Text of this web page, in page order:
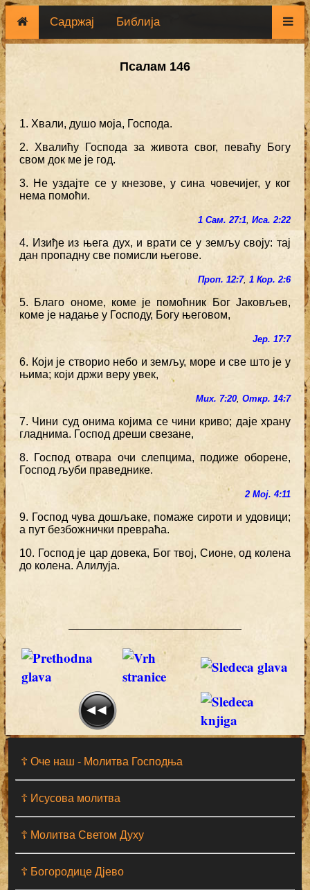
Садржај Библија
☦ Оче наш - Moлитва Господња
☦ Исусова молитва
☦ Молитва Светом Духу
☦ Богородице Дјево
Псалам 146
1. Хвали, душо моја, Господа.
2. Хвалићу Господа за живота свог, певаћу Богу
свом док ме је год.
3. Не уздајте се у кнезове, у сина човечијег, у ког
нема помоћи.
1 Сам. 27:1, Иса. 2:22
4. Изиђе из њега дух, и врати се у земљу своју: тај
дан пропадну све помисли његове.
Проп. 12:7, 1 Кор. 2:6
5. Благо ономе, коме је помоћник Бог Јаковљев,
коме је надање у Господу, Богу његовом,
Јер. 17:7
6. Који је створио небо и земљу, море и све што је у
њима; који држи веру увек,
Мих. 7:20, Откр. 14:7
7. Чини суд онима којима се чини криво; даје храну
гладнима. Господ дреши свезане,
8. Господ отвара очи слепцима, подиже оборене,
Господ љуби праведнике.
2 Мој. 4:11
9. Господ чува дошљаке, помаже сироти и удовици;
а пут безбожнички превраћа.
10. Господ је цар довека, Бог твој, Сионе, од колена
до колена. Алилуја.